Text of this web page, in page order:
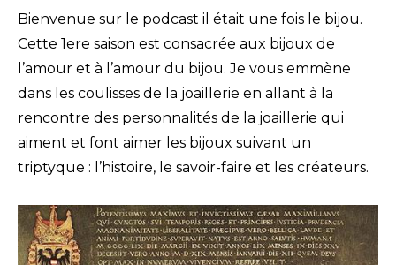
Bienvenue sur le podcast il était une fois le bijou.
Cette 1ere saison est consacrée aux bijoux de
l’amour et à l’amour du bijou. Je vous emmène
dans les coulisses de la joaillerie en allant à la
rencontre des personnalités de la joaillerie qui
aiment et font aimer les bijoux suivant un
triptyque : l’histoire, le savoir-faire et les créateurs.